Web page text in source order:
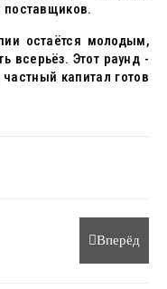
поставщиков.
остаётся молодым,
всерьёз. Этот раунд -
капитал готов
Вперёд